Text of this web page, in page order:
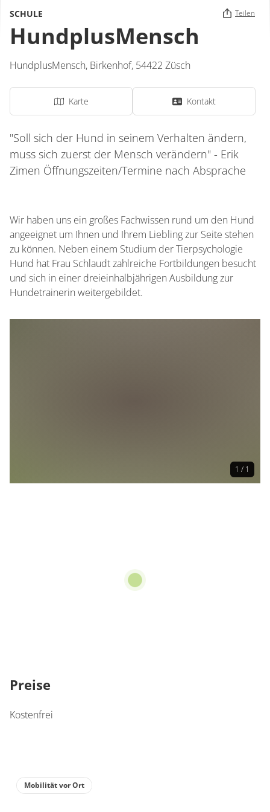
SCHULE Teilen
HundplusMensch
HundplusMensch, Birkenhof, 54422 Züsch
Karte Kontakt
"Soll sich der Hund in seinem Verhalten ändern,
muss sich zuerst der Mensch verändern" - Erik
Zimen Öffnungszeiten/Termine nach Absprache
Wir haben uns ein großes Fachwissen rund um den Hund
angeeignet um Ihnen und Ihrem Liebling zur Seite stehen
zu können. Neben einem Studium der Tierpsychologie
Hund hat Frau Schlaudt zahlreiche Fortbildungen besucht
und sich in einer dreieinhalbjährigen Ausbildung zur
Hundetrainerin weitergebildet.
1 / 1
Preise
Kostenfrei
Mobilität vor Ort